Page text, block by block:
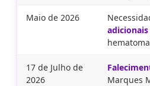
Maio de 2026
adicionais
17 de Julho de
2026
Marques